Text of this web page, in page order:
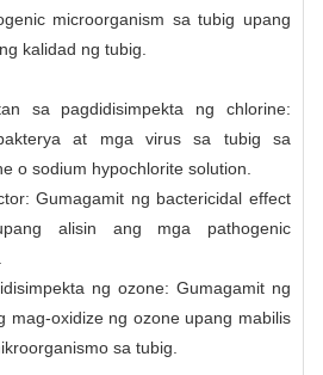
microorganism sa tubig upang
kalidad ng tubig.
pagdidisimpekta ng chlorine:
at mga virus sa tubig sa
o sodium hypochlorite solution.
Gumagamit ng bactericidal effect
alisin ang mga pathogenic
ng ozone: Gumagamit ng
mag-oxidize ng ozone upang mabilis
sa tubig.